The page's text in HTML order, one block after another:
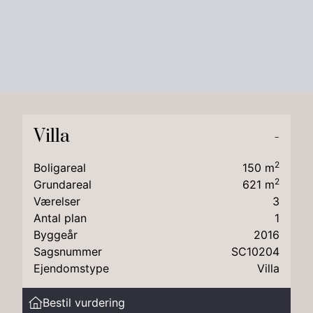
Villa -
Boligareal 150 m2
Grundareal 621 m2
Værelser
3
Antal plan
1
Byggeår
2016
Sagsnummer
SC10204
Ejendomstype
Villa
Bestil vurdering